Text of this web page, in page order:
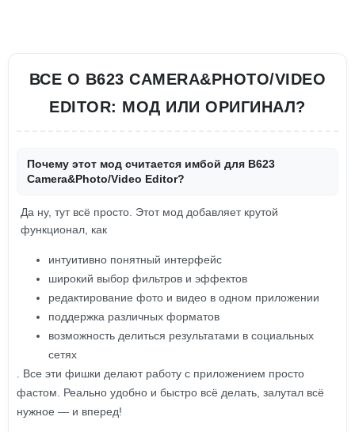
ВСЕ О B623 CAMERA&PHOTO/VIDEO
EDITOR: МОД ИЛИ ОРИГИНАЛ?
Почему этот мод считается имбой для B623
Camera&Photo/Video Editor?
Да ну, тут всё просто. Этот мод добавляет крутой
функционал, как
интуитивно понятный интерфейс
широкий выбор фильтров и эффектов
редактирование фото и видео в одном приложении
поддержка различных форматов
возможность делиться результатами в социальных
сетях
. Все эти фишки делают работу с приложением просто
фастом. Реально удобно и быстро всё делать, залутал всё
нужное — и вперед!